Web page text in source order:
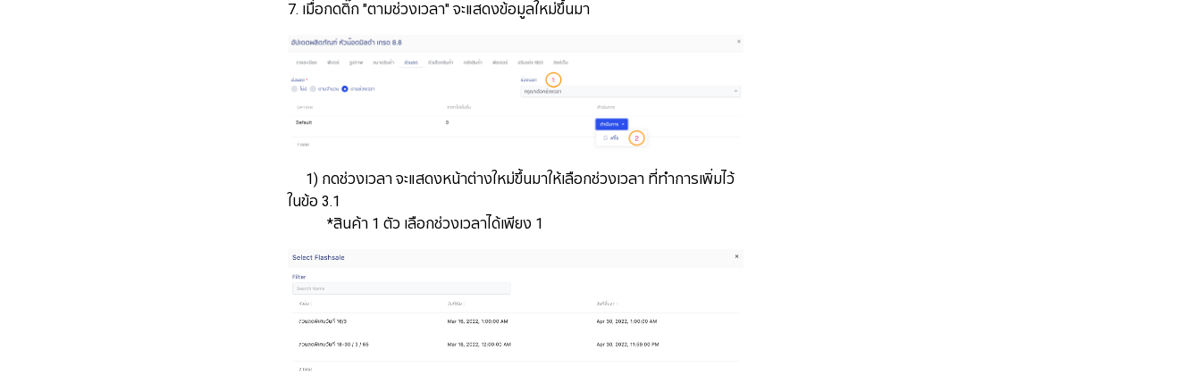
7. เมื่อกดติ๊ก "ตามช่วงเวลา" จะแสดงข้อมูลใหม่ขึ้นมา
1) กดช่วงเวลา จะแสดงหน้าต่างใหม่ขึ้นมาให้เลือกช่วงเวลา ที่ทำการเพิ่มไว้
ในข้อ 3.1
*สินค้า 1 ตัว เลือกช่วงเวลาได้เพียง 1